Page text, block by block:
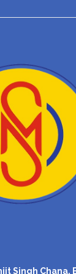
Singh Chana,